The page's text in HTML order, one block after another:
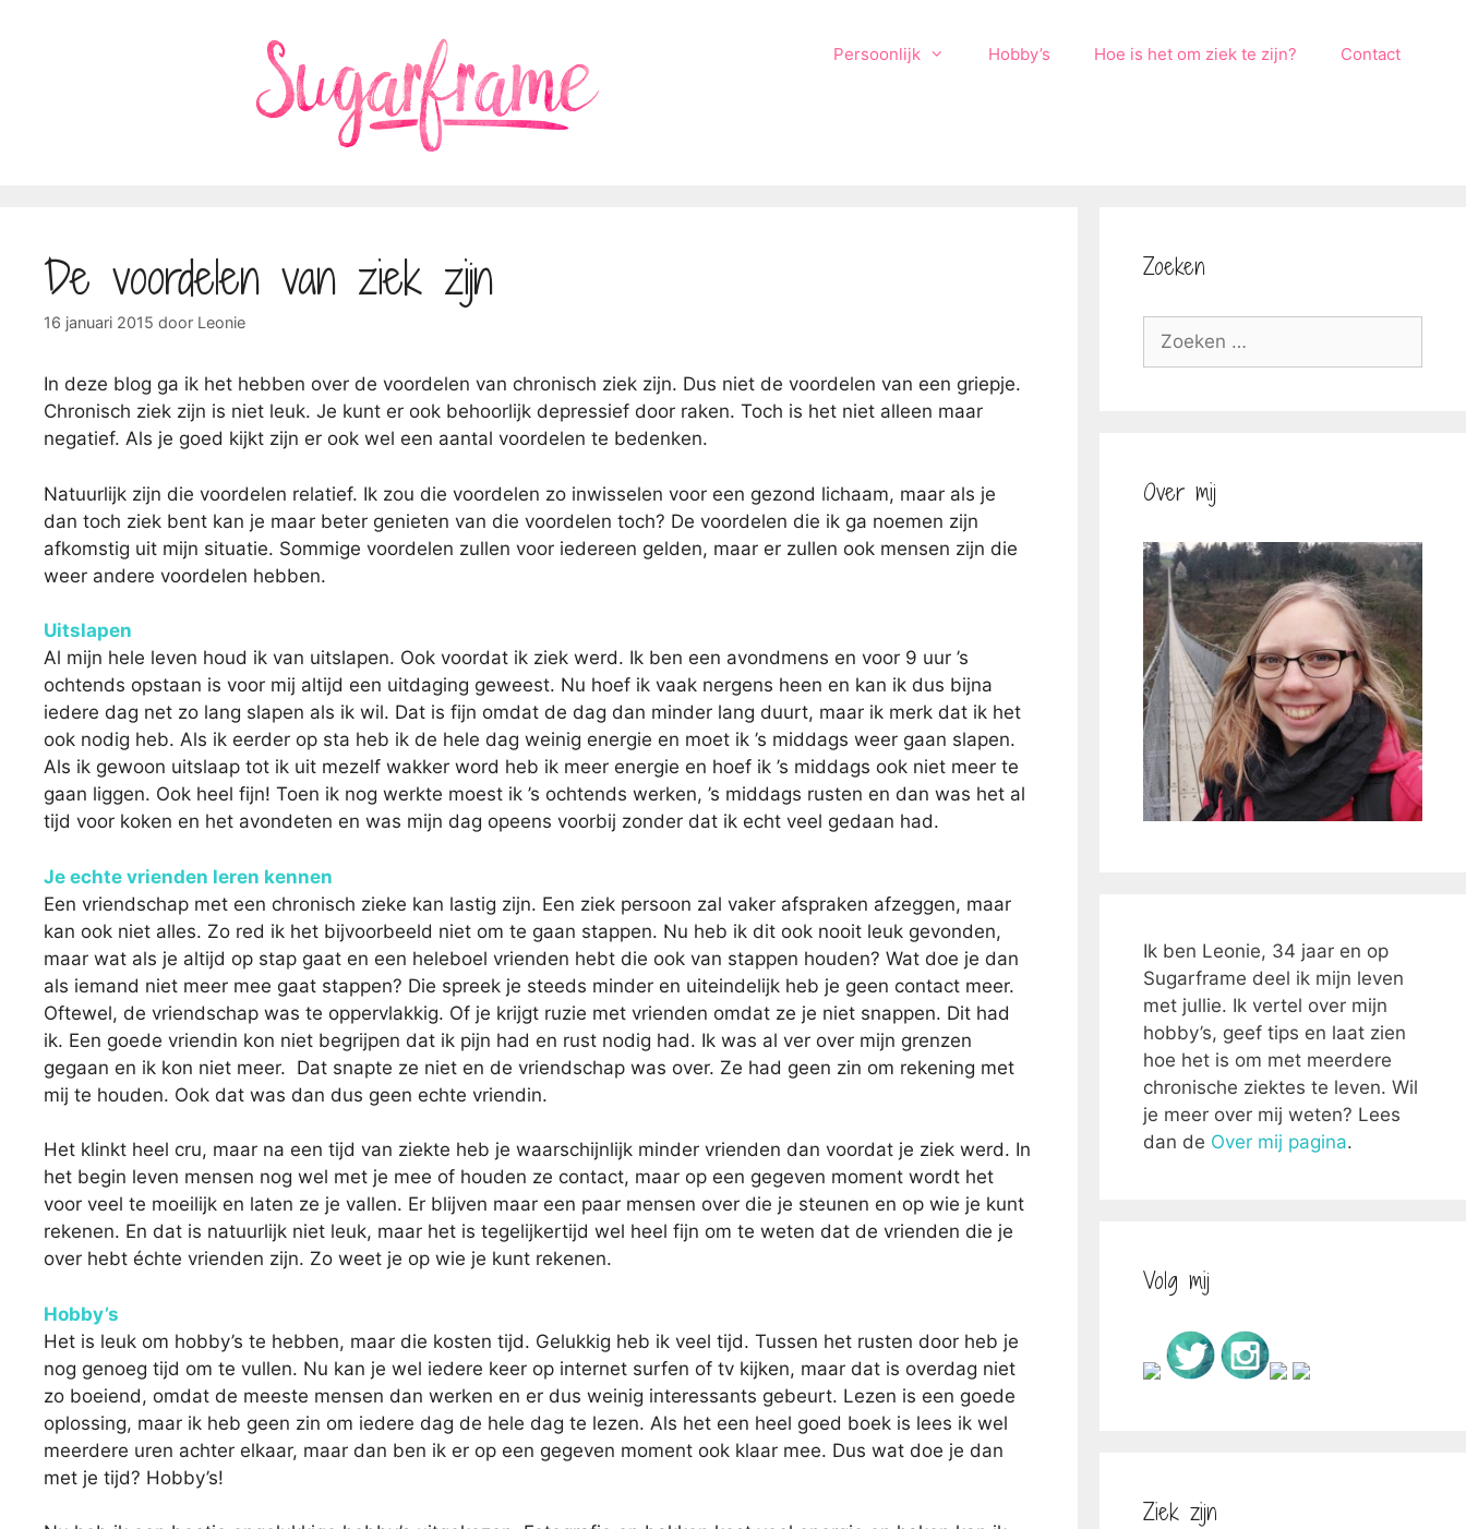
Persoonlijk Hobby’s Hoe is het om ziek te zijn? Contact
De voordelen van ziek zijn
16 januari 2015 door Leonie
In deze blog ga ik het hebben over de voordelen van chronisch ziek zijn. Dus niet de voordelen van een griepje.
Chronisch ziek zijn is niet leuk. Je kunt er ook behoorlijk depressief door raken. Toch is het niet alleen maar
negatief. Als je goed kijkt zijn er ook wel een aantal voordelen te bedenken.
Natuurlijk zijn die voordelen relatief. Ik zou die voordelen zo inwisselen voor een gezond lichaam, maar als je
dan toch ziek bent kan je maar beter genieten van die voordelen toch? De voordelen die ik ga noemen zijn
afkomstig uit mijn situatie. Sommige voordelen zullen voor iedereen gelden, maar er zullen ook mensen zijn die
weer andere voordelen hebben.
Uitslapen
Al mijn hele leven houd ik van uitslapen. Ook voordat ik ziek werd. Ik ben een avondmens en voor 9 uur ’s
ochtends opstaan is voor mij altijd een uitdaging geweest. Nu hoef ik vaak nergens heen en kan ik dus bijna
iedere dag net zo lang slapen als ik wil. Dat is fijn omdat de dag dan minder lang duurt, maar ik merk dat ik het
ook nodig heb. Als ik eerder op sta heb ik de hele dag weinig energie en moet ik ’s middags weer gaan slapen.
Als ik gewoon uitslaap tot ik uit mezelf wakker word heb ik meer energie en hoef ik ’s middags ook niet meer te
gaan liggen. Ook heel fijn! Toen ik nog werkte moest ik ’s ochtends werken, ’s middags rusten en dan was het al
tijd voor koken en het avondeten en was mijn dag opeens voorbij zonder dat ik echt veel gedaan had.
Je echte vrienden leren kennen
Een vriendschap met een chronisch zieke kan lastig zijn. Een ziek persoon zal vaker afspraken afzeggen, maar
kan ook niet alles. Zo red ik het bijvoorbeeld niet om te gaan stappen. Nu heb ik dit ook nooit leuk gevonden,
maar wat als je altijd op stap gaat en een heleboel vrienden hebt die ook van stappen houden? Wat doe je dan
als iemand niet meer mee gaat stappen? Die spreek je steeds minder en uiteindelijk heb je geen contact meer.
Oftewel, de vriendschap was te oppervlakkig. Of je krijgt ruzie met vrienden omdat ze je niet snappen. Dit had
ik. Een goede vriendin kon niet begrijpen dat ik pijn had en rust nodig had. Ik was al ver over mijn grenzen
gegaan en ik kon niet meer. Dat snapte ze niet en de vriendschap was over. Ze had geen zin om rekening met
mij te houden. Ook dat was dan dus geen echte vriendin.
Het klinkt heel cru, maar na een tijd van ziekte heb je waarschijnlijk minder vrienden dan voordat je ziek werd. In
het begin leven mensen nog wel met je mee of houden ze contact, maar op een gegeven moment wordt het
voor veel te moeilijk en laten ze je vallen. Er blijven maar een paar mensen over die je steunen en op wie je kunt
rekenen. En dat is natuurlijk niet leuk, maar het is tegelijkertijd wel heel fijn om te weten dat de vrienden die je
over hebt échte vrienden zijn. Zo weet je op wie je kunt rekenen.
Hobby’s
Het is leuk om hobby’s te hebben, maar die kosten tijd. Gelukkig heb ik veel tijd. Tussen het rusten door heb je
nog genoeg tijd om te vullen. Nu kan je wel iedere keer op internet surfen of tv kijken, maar dat is overdag niet
zo boeiend, omdat de meeste mensen dan werken en er dus weinig interessants gebeurt. Lezen is een goede
oplossing, maar ik heb geen zin om iedere dag de hele dag te lezen. Als het een heel goed boek is lees ik wel
meerdere uren achter elkaar, maar dan ben ik er op een gegeven moment ook klaar mee. Dus wat doe je dan
met je tijd? Hobby’s!
Zoeken
Zoek
Over mij
Ik ben Leonie, 34 jaar en op
Sugarframe deel ik mijn leven
met jullie. Ik vertel over mijn
hobby’s, geef tips en laat zien
hoe het is om met meerdere
chronische ziektes te leven. Wil
je meer over mij weten? Lees
dan de Over mij pagina.
Volg mij
Ziek zijn